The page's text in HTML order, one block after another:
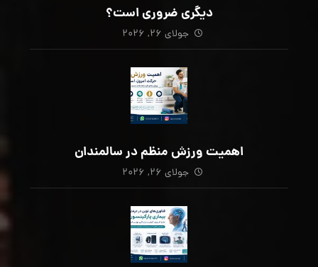
دیگری ضروری است؟
جولای ۲۶, ۲۰۲۶
اهمیت ورزش منظم در سالمندان
جولای ۲۶, ۲۰۲۶